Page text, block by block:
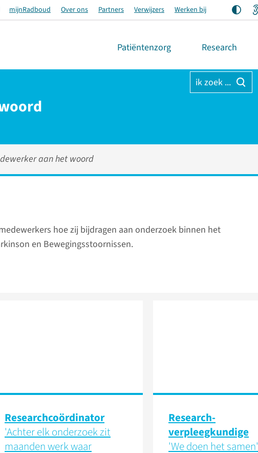
mijnRadboud Over ons Partners Verwijzers Werken bij
Patiëntenzorg Research
ik zoek ...
aan het woord
hoe zij bijdragen aan onderzoek binnen het
en Bewegingsstoornissen.
Research­coördinator
'Achter elk onderzoek zit
maanden werk waar
Research­
verpleegkundige
'We doen het samen'